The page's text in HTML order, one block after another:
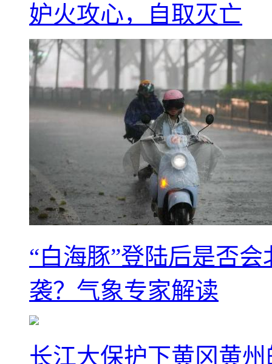
妒火攻心，自取灭亡
“白海豚”登陆后是否
袭？气象专家解读
长江大保护下黄冈黄